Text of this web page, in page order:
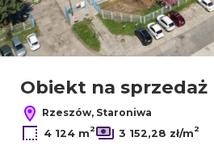
Obiekt na sprzedaż
Rzeszów, Staroniwa
4 124 m2 3 152,28 zł/m2